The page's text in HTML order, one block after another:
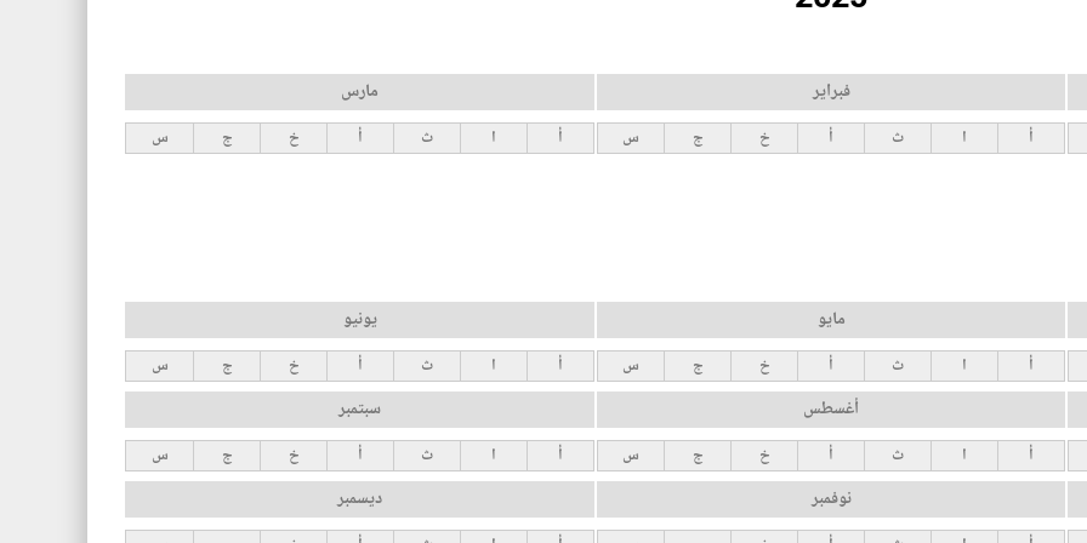
فبراير
أ ا ث أ خ ج س
مارس
أ ا ث أ خ ج س
مايو
أ ا ث أ خ ج س
يونيو
أ ا ث أ خ ج س
أغسطس
أ ا ث أ خ ج س
سبتمبر
أ ا ث أ خ ج س
نوفمبر ديسمبر